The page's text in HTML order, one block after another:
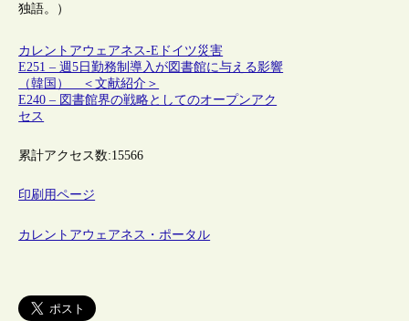
独語。）
カレントアウェアネス-E ドイツ災害
E251 – 週5日勤務制導入が図書館に与える影響
（韓国） ＜文献紹介＞
E240 – 図書館界の戦略としてのオープンアク
セス
累計アクセス数:15566
印刷用ページ
カレントアウェアネス・ポータル